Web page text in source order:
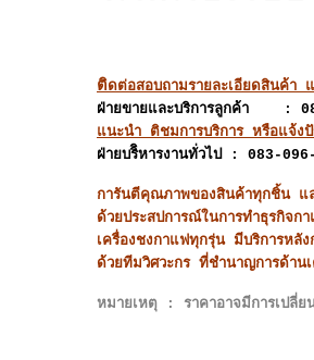
ติดต่อสอบถามรายละเอียดสินค้า แ
ฝ่ายขายและบริการลูกค้า :
แนะนำ ติชมการบริการ หรือแจ้งปั
ฝ่ายบริิหารงานทั่วไป : 083-
การันตีคุณภาพของสินค้าทุกชิ้น แ
ด้วยประสปการณ์ในการทำธุรกิจก
เครื่องชงกาแฟทุกรุ่น มีบริการหลัง
ด้วยทีมวิศวะกร ที่ชำนาญการด้าน
หมายเหตุ : ราคาอาจมีการเปลี่ย